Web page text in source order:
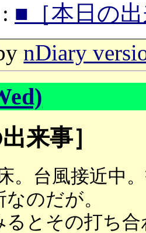
■［本日の
nDiary
来事］
。台風接近中
のだが。
るとその打ち